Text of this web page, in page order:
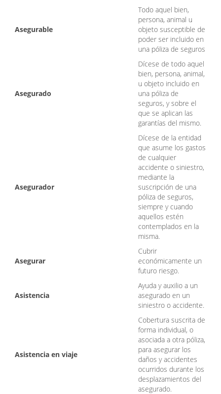
Asegurable
Todo aquel bien,
persona, animal u
objeto susceptible de
poder ser incluido en
una póliza de seguros
Asegurado
Dícese de todo aquel
bien, persona, animal,
u objeto incluido en
una póliza de
seguros, y sobre el
que se aplican las
garantías del mismo.
Asegurador
Dícese de la entidad
que asume los gastos
de cualquier
accidente o siniestro,
mediante la
suscripción de una
póliza de seguros,
siempre y cuando
aquellos estén
contemplados en la
misma.
Asegurar
Cubrir
económicamente un
futuro riesgo.
Asistencia
Ayuda y auxilio a un
asegurado en un
siniestro o accidente.
Asistencia en viaje
Cobertura suscrita de
forma individual, o
asociada a otra póliza,
para asegurar los
daños y accidentes
ocurridos durante los
desplazamientos del
asegurado.